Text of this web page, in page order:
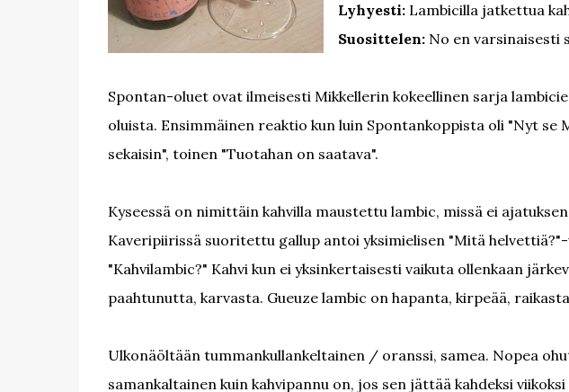
Lyhyesti: Lambicilla jatkettua
Suosittelen: No en varsinaisesti
Spontan-oluet ovat ilmeisesti Mikkellerin kokeellinen sarja
oluista. Ensimmäinen reaktio kun luin Spontankoppista oli "Nyt se
sekaisin", toinen "Tuotahan on saatava".
Kyseessä on nimittäin kahvilla maustettu lambic, missä ei
Kaveripiirissä suoritettu gallup antoi yksimielisen "Mitä helvettiä?"-
"Kahvilambic?" Kahvi kun ei yksinkertaisesti vaikuta ollenkaan
paahtunutta, karvasta. Gueuze lambic on hapanta, kirpeää,
Ulkonäöltään tummankullankeltainen / oranssi, samea. Nopea
samankaltainen kuin kahvipannu on, jos sen jättää kahdeksi